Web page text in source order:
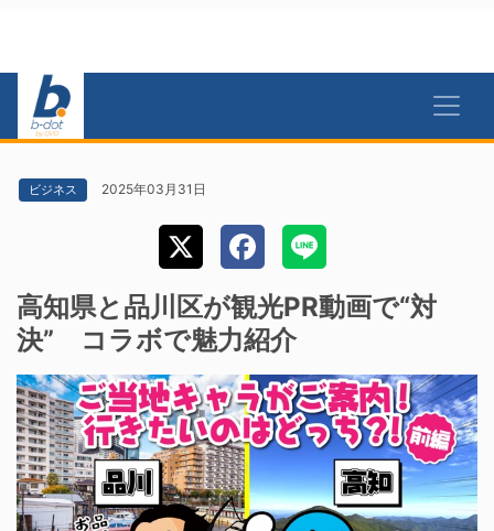
ビジネス 2025年03月31日
高知県と品川区が観光PR動画で“対
決” コラボで魅力紹介